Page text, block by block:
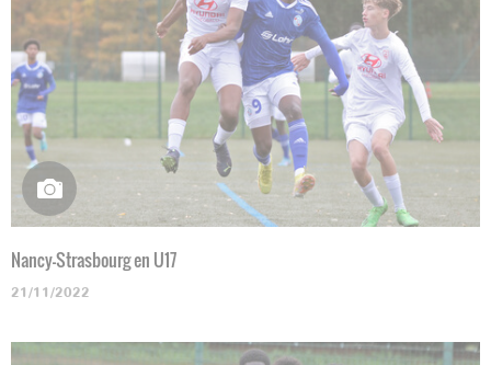
Nancy-Strasbourg en U17
21/11/2022